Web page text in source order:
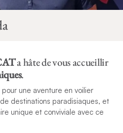
a hâte de vous accueillir
.
pour une aventure en voilier
destinations paradisiaques, et
unique et conviviale avec ce